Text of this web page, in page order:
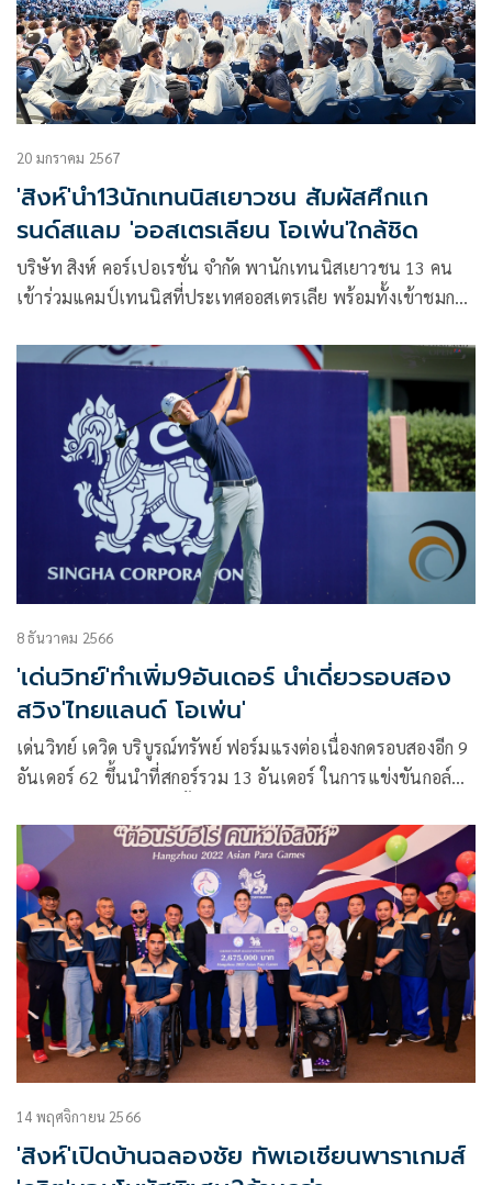
นัดปิดฤดูกาลฟุตบอลพรีเมียร์ลีก 2023/24 วันอาทิตย์ที่ 19
พฤษภาคม 2567 พร้อมชิงรางวัลรวม มูลค่ากว่า 1,000,000 บาท
20 มกราคม 2567
'สิงห์'นำ13นักเทนนิสเยาวชน สัมผัสศึกแก
รนด์สแลม 'ออสเตรเลียน โอเพ่น'ใกล้ชิด
บริษัท สิงห์ คอร์เปอเรชั่น จำกัด พานักเทนนิสเยาวชน 13 คน
เข้าร่วมแคมป์เทนนิสที่ประเทศออสเตรเลีย พร้อมทั้งเข้าชมการ
ประสบการณ์ระดับโลก ในกิจกรรม “สิงห์ แกรนด์สแลม เอ็กซ์พี
เรียนซ์” ซึ่งปีนี้จัดเป็นปีที่ 7
8 ธันวาคม 2566
'เด่นวิทย์'ทำเพิ่ม9อันเดอร์ นำเดี่ยวรอบสอง
สวิง'ไทยแลนด์ โอเพ่น'
เด่นวิทย์ เดวิด บริบูรณ์ทรัพย์ ฟอร์มแรงต่อเนื่องกดรอบสองอีก 9
อันเดอร์ 62 ขึ้นนำที่สกอร์รวม 13 อันเดอร์ ในการแข่งขันกอล์ฟ
พร้อมเงินรางวัลรวม 5 ล้านบาท ณ สนามกอล์ฟริเวอร์เดล กอล์ฟ
คลับ พาร์ 71 จังหวัดปทุมธานี เมื่อวันที่ 8 ธันวาคม 2566
14 พฤศจิกายน 2566
'สิงห์'เปิดบ้านฉลองชัย ทัพเอเชียนพาราเกมส์